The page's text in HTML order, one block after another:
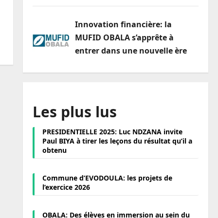
Innovation financière: la
MUFID OBALA s’apprête à
entrer dans une nouvelle ère
Les plus lus
PRESIDENTIELLE 2025: Luc NDZANA invite
Paul BIYA à tirer les leçons du résultat qu’il a
obtenu
Commune d’EVODOULA: les projets de
l’exercice 2026
OBALA: Des élèves en immersion au sein du